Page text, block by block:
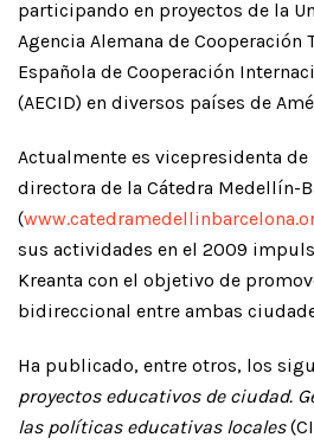
participando en proyectos de la
Agencia Alemana de Cooperación
Española de Cooperación
(AECID) en diversos países de
Actualmente es vicepresidenta de
directora de la Cátedra Medellín-
(
sus actividades en el 2009
Kreanta con el objetivo de
bidireccional entre ambas
Ha publicado, entre otros, los
proyectos educativos de ciudad.
las políticas educativas locales